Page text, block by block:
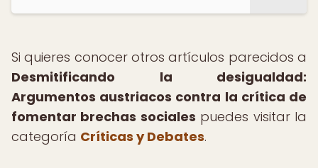
Si quieres conocer otros artículos parecidos a
Desmitificando la desigualdad:
Argumentos austriacos contra la crítica de
fomentar brechas sociales puedes visitar la
categoría Críticas y Debates.